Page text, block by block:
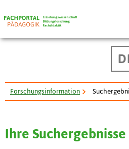
Forschungsinformation
Ihre Suchergebnisse